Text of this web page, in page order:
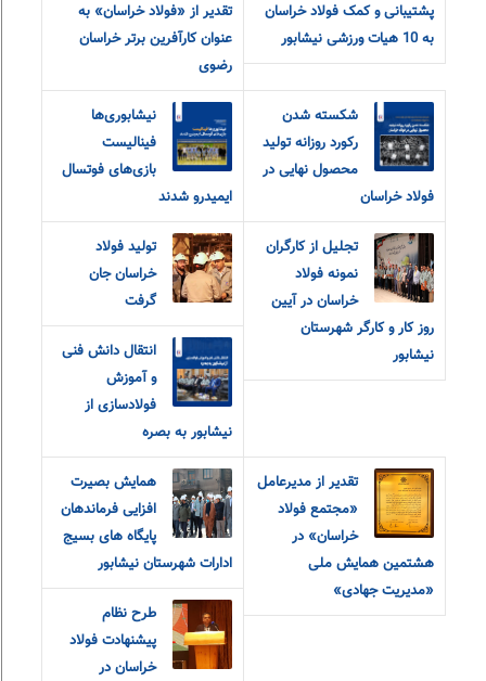
پشتیبانی و کمک فولاد خراسان
به 10 هیات ورزشی نیشابور
تقدیر از «فولاد خراسان» به
عنوان کارآفرین برتر خراسان
رضوی
شکسته شدن
رکورد روزانه تولید
محصول نهایی در
فولاد خراسان
نیشابوری‌ها
فینالیست
بازی‌های فوتسال
ایمیدرو شدند
تجلیل از کارگران
نمونه فولاد
خراسان در آیین
روز کار و کارگر شهرستان
نیشابور
تولید فولاد
خراسان جان
گرفت
انتقال دانش فنی
و آموزش
فولادسازی از
نیشابور به بصره
تقدیر از مدیرعامل
«مجتمع فولاد
خراسان» در
هشتمین همایش ملی
«مدیریت جهادی»
همایش بصیرت
افزایی فرماندهان
پایگاه های بسیج
ادارات شهرستان نیشابور
طرح نظام
پیشنهادت فولاد
خراسان در